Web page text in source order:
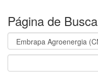
Página de Busca